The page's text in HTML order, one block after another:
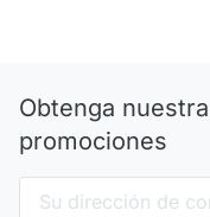
Obtenga
promociones